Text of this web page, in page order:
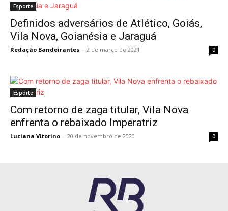
Esporte
Definidos adversários de Atlético, Goiás,
Vila Nova, Goianésia e Jaraguá
Redação Bandeirantes - 2 de março de 2021 0
Esporte
Com retorno de zaga titular, Vila Nova
enfrenta o rebaixado Imperatriz
Luciana Vitorino - 20 de novembro de 2020 0